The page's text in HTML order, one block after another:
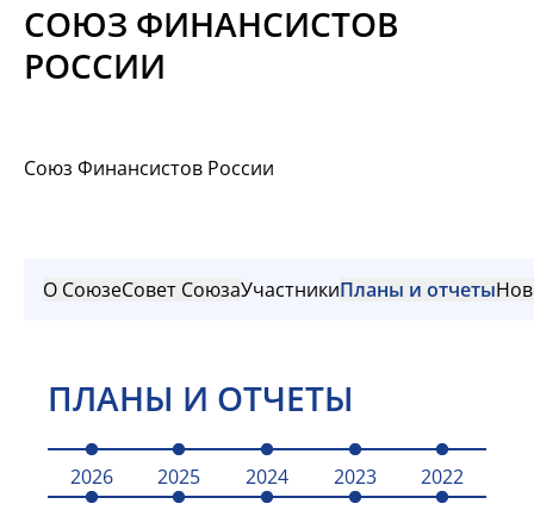
Материалы
СОЮЗ ФИНАНСИСТОВ
РОССИИ
Союз Финансистов России
О СоюзеСовет СоюзаУчастникиПланы и отчеты
ПЛАНЫ И ОТЧЕТЫ
2026 2025 2024 2023
2022